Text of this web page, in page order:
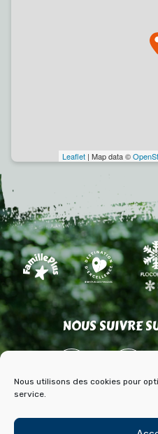
Nous utilisons des cookies pour
service.
Leaflet | Map data ©
NOUS SUIVRE